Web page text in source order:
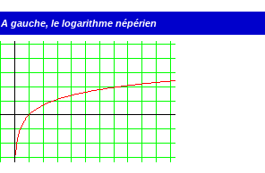
A gauche, le logarithme népérien